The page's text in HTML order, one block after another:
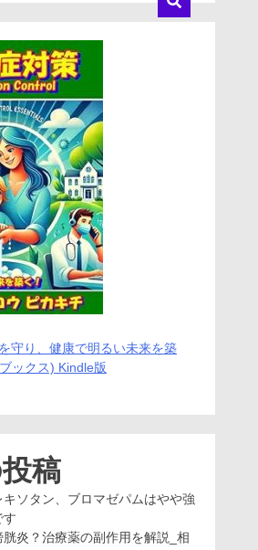
守り、健康で明るい未来を築
ックス) Kindle版
稿
キソタン、ブロマゼパムはやや強
す
炎？治療薬の副作用を解説_相